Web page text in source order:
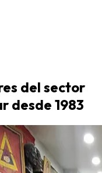
del sector
desde 1983